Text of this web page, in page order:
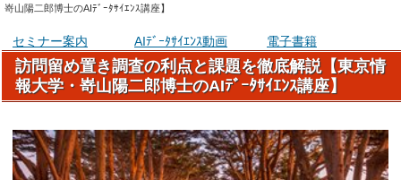
嵜山陽二郎博士のAIﾃﾞｰﾀｻｲｴﾝｽ講座】
セミナー案内 AIﾃﾞｰﾀｻｲｴﾝｽ動画 電子書籍
訪問留め置き調査の利点と課題を徹底解説【東京情
報大学・嵜山陽二郎博士のAIﾃﾞｰﾀｻｲｴﾝｽ講座】